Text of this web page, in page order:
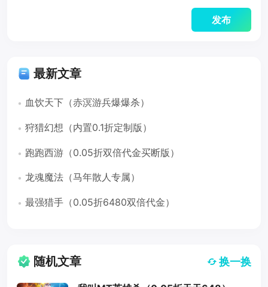
最新文章
血饮天下（赤溟游兵爆爆杀）
狩猎幻想（内置0.1折定制版）
跑跑西游（0.05折双倍代金买断版）
龙魂魔法（马年散人专属）
最强猎手（0.05折6480双倍代金）
随机文章 换一换